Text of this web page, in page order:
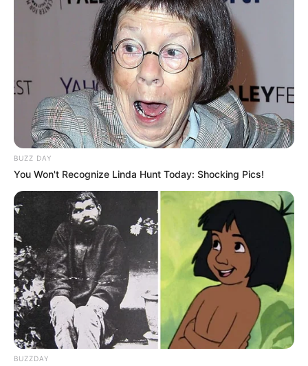
BUZZ DAY
You Won't Recognize Linda Hunt Today: Shocking Pics!
BUZZDAY